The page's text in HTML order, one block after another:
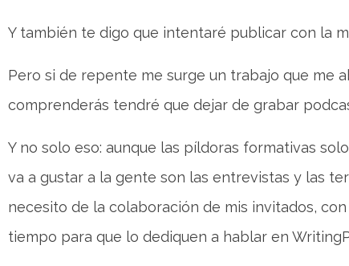
Y también te digo que intentaré publicar con la
Pero si de repente me surge un trabajo que me
comprenderás tendré que dejar de grabar
Y no solo eso: aunque las píldoras formativas
va a gustar a la gente son las entrevistas y las
necesito de la colaboración de mis invitados,
tiempo para que lo dediquen a hablar en